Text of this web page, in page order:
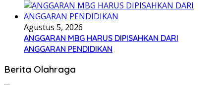
Agustus 5, 2026
ANGGARAN MBG HARUS DIPISAHKAN DARI
ANGGARAN PENDIDIKAN
Berita Olahraga